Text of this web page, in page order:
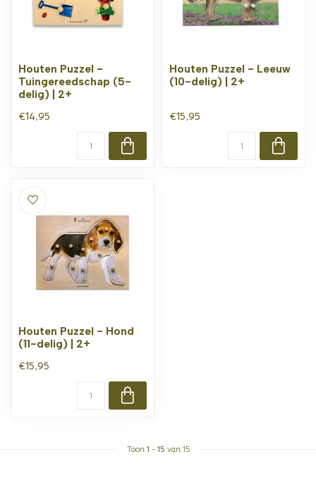
Houten Puzzel -
Tuingereedschap (5-
delig) | 2+
€14,95
Houten Puzzel - Leeuw
(10-delig) | 2+
€15,95
Houten Puzzel - Hond
(11-delig) | 2+
€15,95
Toon 1 - 15 van 15